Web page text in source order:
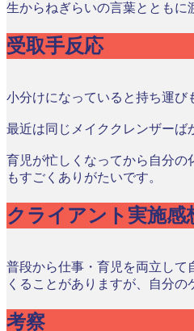
生からねぎらいの言葉とともに
受取手反応
小分けになっていると持ち運び
最近は同じメイククレンザーば
育児が忙しくなってから自分の
もすごくありがたいです。
クライアント実施感
普段から仕事・育児を両立して
くることがありますが、自分
考察